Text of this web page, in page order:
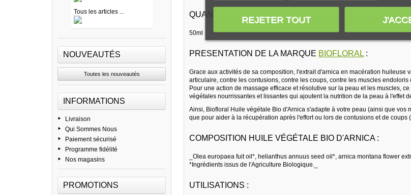
Tous les articles ...
NOUVEAUTÉS
Toutes les nouveautés
INFORMATIONS
Livraison
Qui Sommes Nous
Paiement sécurisé
Programme fidélité
Nos magasins
PROMOTIONS
QUANTITE :
50ml
PRESENTATION DE LA MARQUE BIOFLORAL :
Grace aux activités de sa composition, l'extrait d'arnica en macération
articulaire, contre les contusions, contre les coups, contre les muscles
Pour une action de massage efficace et résolutive sur la peau et les muscles,
végétales nourrissantes et lissantes qui ajoutent la nutrition de la peau à l'effet
Ainsi, Biofloral Huile végétale Bio d'Arnica s'adapte à votre peau (ainsi que
que pour aider à la récupération après l'effort ou lors de contusions et de coups
COMPOSITION HUILE VÉGÉTALE BIO D'ARNICA :
_Olea europaea fuit oil*, helianthus annuus seed oil*, arnica montana flower
*Ingrédients issus de l'Agriculture Biologique._
UTILISATIONS :
REJETER TOUT